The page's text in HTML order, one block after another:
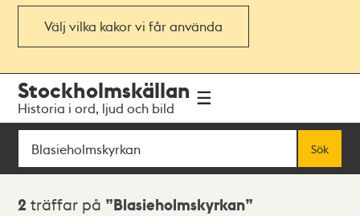
Välj vilka kakor vi får använda
navigationen
huvudinnehållet
Stockholmskällan
Historia i ord, ljud och bild
Sök
Sök
Sökresultat
2 träffar på Blasieholmskyrkan